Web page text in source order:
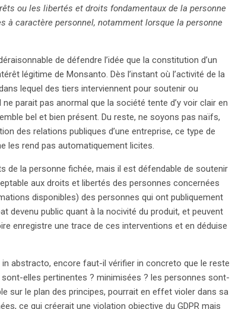
ou les libertés et droits fondamentaux de la personne
à caractère personnel, notamment lorsque la personne
de défendre l’idée que la constitution d’un
légitime de Monsanto. Dès l’instant où l’activité de la
lequel des tiers interviennent pour soutenir ou
parait pas anormal que la société tente d’y voir clair en
bel et bien présent. Du reste, ne soyons pas naïfs,
des relations publiques d’une entreprise, ce type de
les rend pas automatiquement licites.
de la personne fichée, mais il est défendable de soutenir
aux droits et libertés des personnes concernées
disponibles) des personnes qui ont publiquement
devenu public quant à la nocivité du produit, et peuvent
enregistre une trace de ces interventions et en déduise
abstracto, encore faut-il vérifier in concreto que le reste
elles pertinentes ? minimisées ? les personnes sont-
sur le plan des principes, pourrait en effet violer dans sa
ce qui créerait une violation objective du GDPR mais